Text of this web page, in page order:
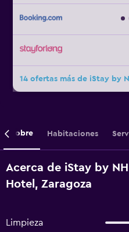
14 ofertas más de iStay by
Sobre Habitaciones
Acerca de iStay by
Hotel, Zaragoza
Limpieza